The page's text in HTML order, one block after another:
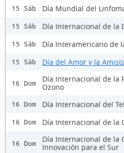
15 Sáb Día Mundial del
15 Sáb Día Internacional de la
15 Sáb Día Interamericano de
15 Sáb Día del Amor y la
16 Dom
Día Internacional de la
Ozono
16 Dom Día Internacional del
16 Dom Día Internacional de la
16 Dom
Día Internacional de la
Innovación para el Sur